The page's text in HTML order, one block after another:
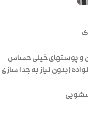
و پوستهای خیلی حساس
(بدون نیاز به جدا سازی